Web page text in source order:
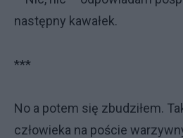
następny kawałek.
***
No a potem się zbudziłem.
człowieka na poście